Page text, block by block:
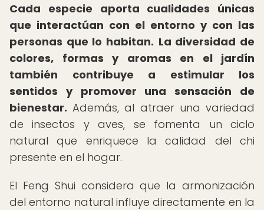
Cada especie aporta cualidades únicas
que interactúan con el entorno y con las
personas que lo habitan. La diversidad de
colores, formas y aromas en el jardín
también contribuye a estimular los
sentidos y promover una sensación de
bienestar. Además, al atraer una variedad
de insectos y aves, se fomenta un ciclo
natural que enriquece la calidad del chi
presente en el hogar.
El Feng Shui considera que la armonización
del entorno natural influye directamente en la